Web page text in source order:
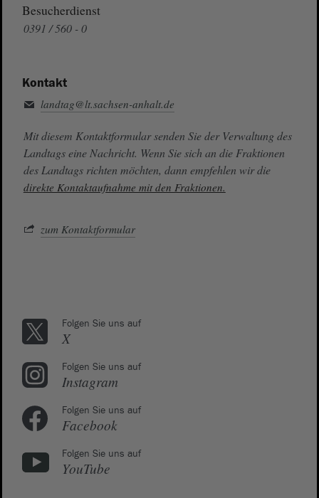
Besucherdienst
0391 / 560 - 0
Kontakt
landtag@lt.sachsen-anhalt.de
Mit diesem Kontaktformular senden Sie der Verwaltung des
Landtags eine Nachricht. Wenn Sie sich an die Fraktionen
des Landtags richten möchten, dann empfehlen wir die
direkte Kontaktaufnahme mit den Fraktionen.
zum Kontaktformular
Folgen Sie uns auf
X
Folgen Sie uns auf
Instagram
Folgen Sie uns auf
Facebook
Folgen Sie uns auf
YouTube